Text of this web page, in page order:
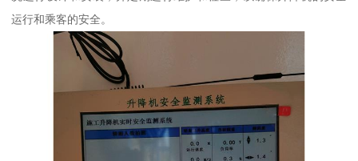
运行和乘客的安全。